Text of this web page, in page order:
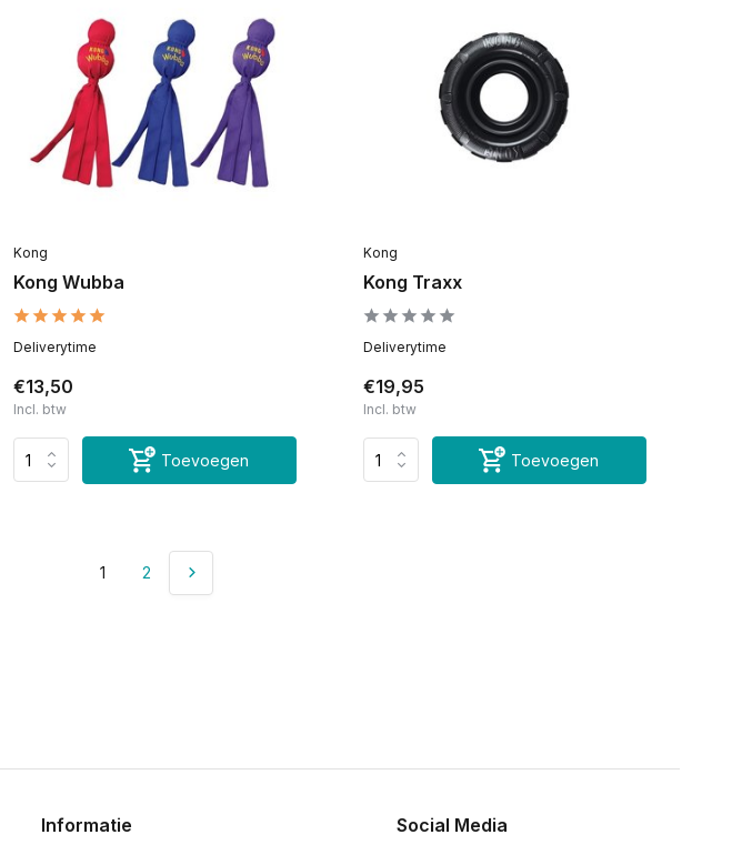
Kong
Kong Wubba
Deliverytime
€13,50
Incl. btw
Toevoegen
Kong
Kong Traxx
Deliverytime
€19,95
Incl. btw
Toevoegen
1 2
Informatie Social Media